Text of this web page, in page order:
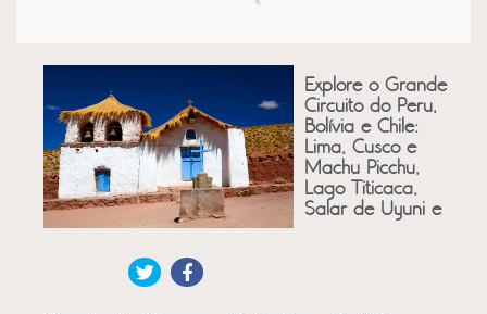
Explore o Grande
Circuito do Peru,
Bolívia e Chile:
Lima, Cusco e
Machu Picchu,
Lago Titicaca,
Salar de Uyuni e